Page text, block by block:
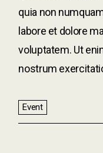
quia non
labore et dolore
voluptatem. Ut
nostrum
Event